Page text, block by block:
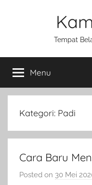
Tempat
Menu
Kategori: Padi
Cara Baru
Posted on 30 Mei